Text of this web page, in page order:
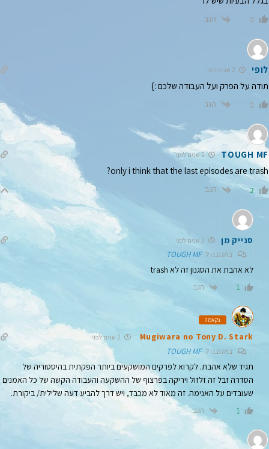
0 הגב
לופי
תודה על הפרק ועל העבודה שלכם :}
0 הגב
TOUGH MF 2 שנים לפני
only i think that the last episodes are trash?
2 הגב
סנייק מן
בתגובה לTOUGH MF
לא אהבת את הסגנון זה לא trash
1 הגב
נקאמה
Mugiwara no Tony D. Stark
בתגובה לTOUGH MF
תגיד שלא אהבת. לקרוא לפרקים המושקעים ביותר הפקתית בהיסטוריה של
הסדרה זבל זה זלזול ויריקה בפרצוף של ההשקעה והעבודה הקשה של כל האמנים
שעובדים על האנימה. זה מאוד לא מכבד, ויש דרך להביע דעה שלילית/ ביקורת.
1 הגב